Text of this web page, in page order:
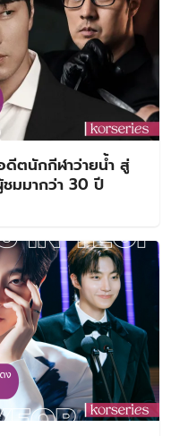
ดีตนักกีฬาว่ายน้ำ สู่
ชมมากว่า 30 ปี